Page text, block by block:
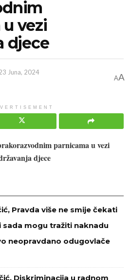
vezi
djece
Juna, 2024
AA
parnicama u vezi
djece
Pravda više ne smije čekati
sada mogu tražiti naknadu
neopravdano odugovlače
Diskriminacija u radnom